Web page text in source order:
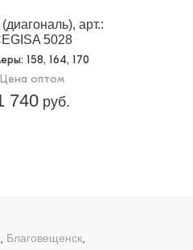
арт.:
5028
: 158, 164, 170
Цена оптом
740руб.
Благовещенск